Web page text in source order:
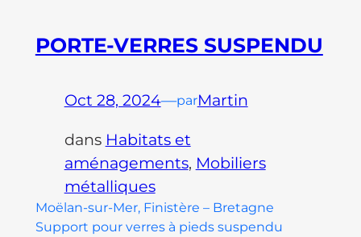
PORTE-VERRES SUSPENDU
Oct 28, 2024—parMartin
dans Habitats et
aménagements, Mobiliers
métalliques
Moëlan-sur-Mer, Finistère – Bretagne
Support pour verres à pieds suspendu